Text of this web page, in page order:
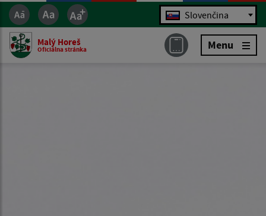
Jazyk Slovenčina
Malý Horeš
Oficiálna stránka Menu